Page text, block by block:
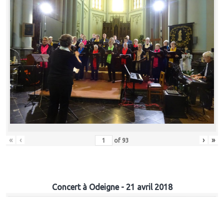
« ‹ of 93 › »
Concert à Odeigne - 21 avril 2018